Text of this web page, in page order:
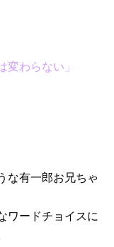
わらない」
な有一郎お兄ちゃ
ワードチョイスに